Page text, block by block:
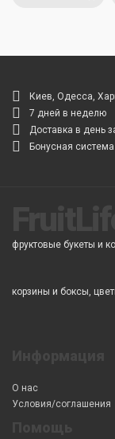
Киев, Одесса,
7 дней в неделю
Доставка в день
Бонусная система
фруктовые букеты и
корзины и боксы,
О нас
Условия/соглашения